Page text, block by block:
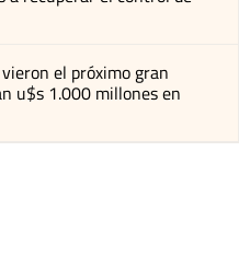
el próximo gran
u$s 1.000 millones en